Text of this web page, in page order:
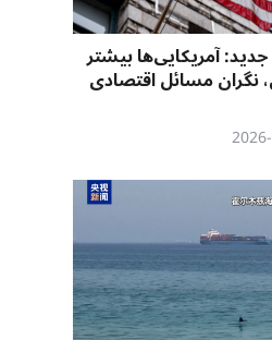
آمریکایی‌ها بیشتر
نگران مسائل اقتصادی